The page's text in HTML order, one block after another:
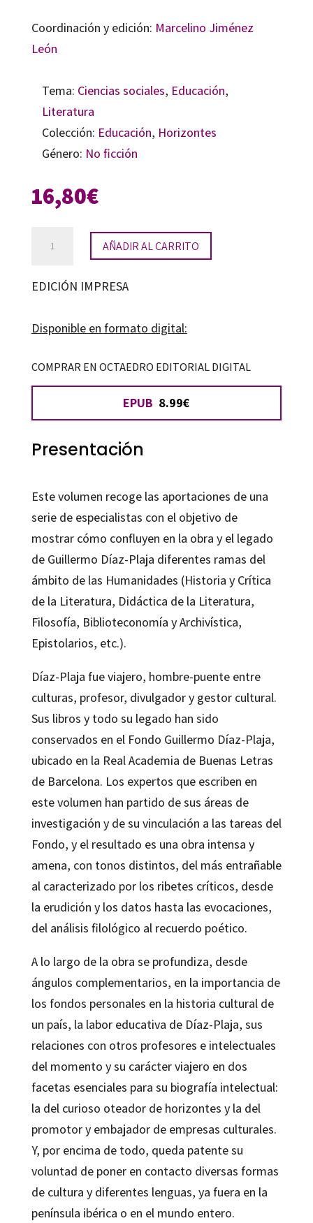
Coordinación y edición: Marcelino Jiménez
León
Tema: Ciencias sociales, Educación,
Literatura
Colección: Educación, Horizontes
Género: No ficción
16,80€
Guillermo
Plaja:
perspectivas
de
un
cantidad
AÑADIR AL CARRITO
EDICIÓN IMPRESA
Disponible en formato digital:
COMPRAR EN OCTAEDRO EDITORIAL DIGITAL
EPUB 8.99€
Presentación
Este volumen recoge las aportaciones de una
serie de especialistas con el objetivo de
mostrar cómo confluyen en la obra y el legado
de Guillermo Díaz-Plaja diferentes ramas del
ámbito de las Humanidades (Historia y Crítica
de la Literatura, Didáctica de la Literatura,
Filosofía, Biblioteconomía y Archivística,
Epistolarios, etc.).
Díaz-Plaja fue viajero, hombre-puente entre
culturas, profesor, divulgador y gestor cultural.
Sus libros y todo su legado han sido
conservados en el Fondo Guillermo Díaz-Plaja,
ubicado en la Real Academia de Buenas Letras
de Barcelona. Los expertos que escriben en
este volumen han partido de sus áreas de
investigación y de su vinculación a las tareas del
Fondo, y el resultado es una obra intensa y
amena, con tonos distintos, del más entrañable
al caracterizado por los ribetes críticos, desde
la erudición y los datos hasta las evocaciones,
del análisis filológico al recuerdo poético.
A lo largo de la obra se profundiza, desde
ángulos complementarios, en la importancia de
los fondos personales en la historia cultural de
un país, la labor educativa de Díaz-Plaja, sus
relaciones con otros profesores e intelectuales
del momento y su carácter viajero en dos
facetas esenciales para su biografía intelectual:
la del curioso oteador de horizontes y la del
promotor y embajador de empresas culturales.
Y, por encima de todo, queda patente su
voluntad de poner en contacto diversas formas
de cultura y diferentes lenguas, ya fuera en la
península ibérica o en el mundo entero.